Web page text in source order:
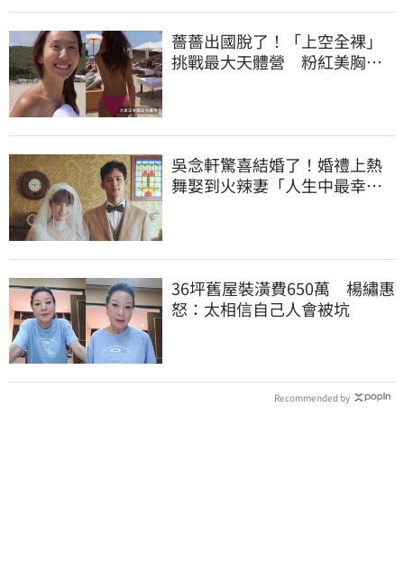
薔薔出國脫了！「上空全裸」
挑戰最大天體營 粉紅美胸被
吳念軒驚喜結婚了！婚禮上熱
舞娶到火辣妻「人生中最幸福
36坪舊屋裝潢費650萬 楊繡惠
怒：太相信自己人會被坑
Recommended by